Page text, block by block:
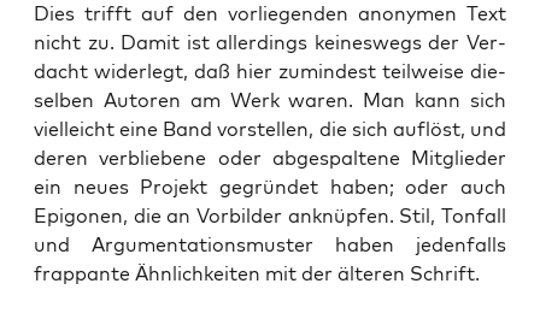
Dies trifft auf den vor­lie­gen­den anony­men Text
nicht zu. Damit ist aller­dings kei­nes­wegs der Ver­
dacht wider­legt, daß hier zumin­dest teil­wei­se die­
sel­ben Autoren am Werk waren. Man kann sich
viel­leicht eine Band vor­stel­len, die sich auf­löst, und
deren ver­blie­be­ne oder abge­spal­te­ne Mit­glie­der
ein neu­es Pro­jekt gegrün­det haben; oder auch
Epi­go­nen, die an Vor­bil­der anknüp­fen. Stil, Ton­fall
und Argu­men­ta­ti­ons­mus­ter haben jeden­falls
frap­pan­te Ähn­lich­kei­ten mit der älte­ren Schrift.